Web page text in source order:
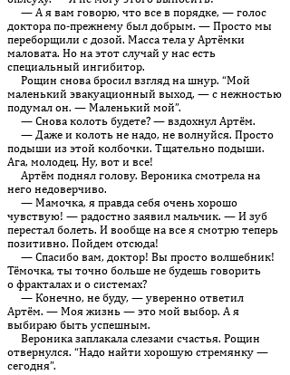
— А я вам говорю, что все в порядке, — голос
доктора по-прежне­му был добрым. — Просто мы
переборщили с дозой. Масса тела у Ар­тёмки
маловата. Но на этот случай у нас есть
специальный ингибитор.
Рощин снова бросил взгляд на шнур. “Мой
маленький эвакуационный выход, — с нежностью
подумал он. — Маленький мой”.
— Снова колоть будете? — вздохнул Артём.
— Даже и колоть не надо, не волнуйся. Просто
подыши из этой колбочки. Тщательно подыши.
Ага, молодец. Ну, вот и все!
Артём поднял голову. Вероника смотрела на
него недоверчиво.
— Мамочка, я правда себя очень хорошо
чувствую! — радостно заявил мальчик. — И зуб
перестал болеть. И вообще на все я смот­рю теперь
позитивно. Пойдем отсюда!
— Спасибо вам, доктор! Вы просто волшебник!
Тёмочка, ты точно больше не будешь говорить
о фракталах и о системах?
— Конечно, не буду, — уверенно ответил
Артём. — Моя жизнь — это мой выбор. А я
выбираю быть успешным.
Вероника заплакала слезами счастья. Рощин
отвернулся. “Надо найти хорошую стремянку —
сегодня”.